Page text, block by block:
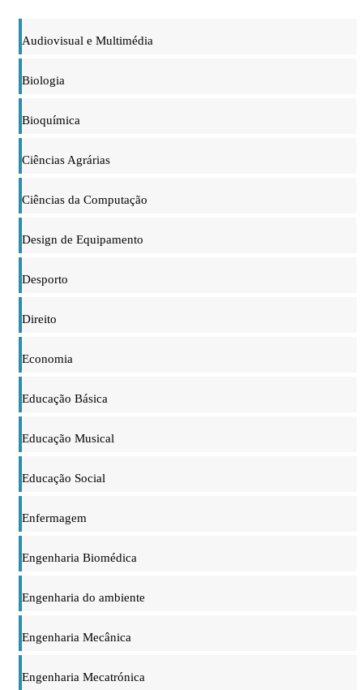
Audiovisual e Multimédia
Biologia
Bioquímica
Ciências Agrárias
Ciências da Computação
Design de Equipamento
Desporto
Direito
Economia
Educação Básica
Educação Musical
Educação Social
Enfermagem
Engenharia Biomédica
Engenharia do ambiente
Engenharia Mecânica
Engenharia Mecatrónica